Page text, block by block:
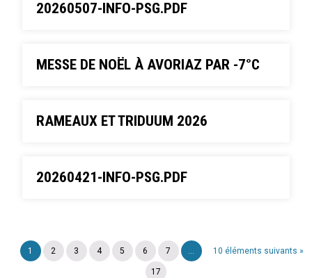
20260507-INFO-PSG.PDF
MESSE DE NOËL À AVORIAZ PAR -7°C
RAMEAUX ET TRIDUUM 2026
20260421-INFO-PSG.PDF
10 éléments suivants »
1 2 3 4 5 6 7 ...
17